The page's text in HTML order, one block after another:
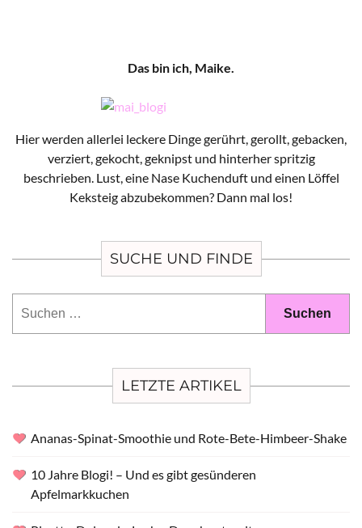
Das bin ich, Maike.
Hier werden allerlei leckere Dinge gerührt, gerollt, gebacken,
verziert, gekocht, geknipst und hinterher spritzig
beschrieben. Lust, eine Nase Kuchenduft und einen Löffel
Keksteig abzubekommen? Dann mal los!
SUCHE UND FINDE
LETZTE ARTIKEL
Ananas-Spinat-Smoothie und Rote-Bete-Himbeer-Shake
10 Jahre Blogi! – Und es gibt gesünderen
Apfelmarkkuchen